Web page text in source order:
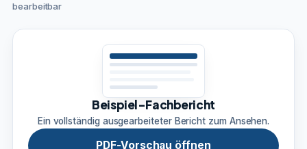
bearbeitbar
Beispiel-Fachbericht
Ein vollständig ausgearbeiteter Bericht zum Ansehen.
PDF-Vorschau öffnen